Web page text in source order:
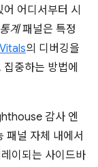
어디서부터 시
통계패널은 특정
의 디버깅을
중하는 방법에
감사 엔
패널 자체 내에서
이되는 사이드바